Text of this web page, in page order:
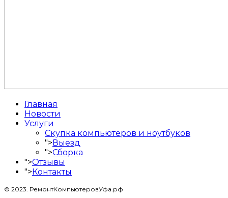
Главная
Новости
Услуги
Скупка компьютеров и ноутбуков
">Выезд
">Сборка
">Отзывы
">Контакты
© 2023. РемонтКомпьютеровУфа.рф